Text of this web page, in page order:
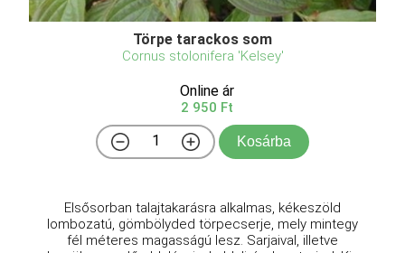
Törpe tarackos som
Cornus stolonifera 'Kelsey'
Online ár
2 950 Ft
Kosárba
Elsősorban talajtakarásra alkalmas, kékeszöld
lombozatú, gömbölyded törpecserje, mely mintegy
fél méteres magasságú lesz. Sarjaival, illetve